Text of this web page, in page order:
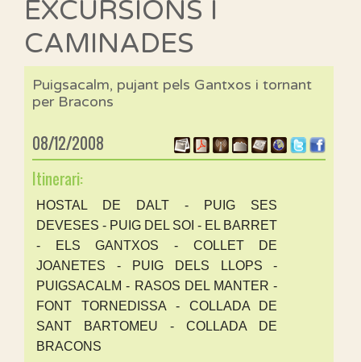
EXCURSIONS I
CAMINADES
Puigsacalm, pujant pels Gantxos i tornant
per Bracons
08/12/2008
Itinerari:
HOSTAL DE DALT - PUIG SES
DEVESES - PUIG DEL SOI - EL BARRET
- ELS GANTXOS - COLLET DE
JOANETES - PUIG DELS LLOPS -
PUIGSACALM - RASOS DEL MANTER -
FONT TORNEDISSA - COLLADA DE
SANT BARTOMEU - COLLADA DE
BRACONS